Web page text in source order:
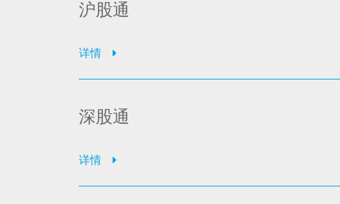
沪股通
详情
深股通
详情